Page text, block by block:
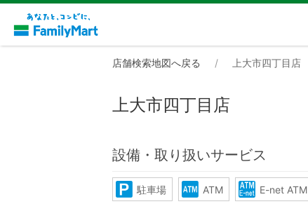
店舗検索地図へ戻る 上大市四丁目店
上大市四丁目店
設備・取り扱いサービス
駐車場 ATM E-net ATM